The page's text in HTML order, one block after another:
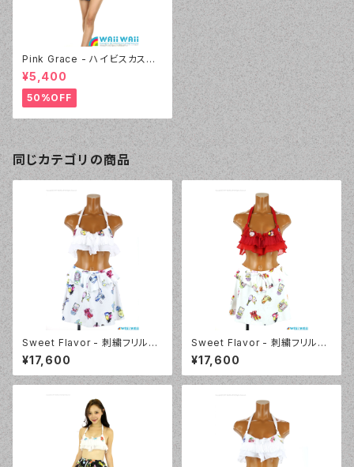
Pink Grace - ハイビスカスボ
ーダービキニ 3点セット（4807
- 75:ネイビーブルー）
¥5,400
50%OFF
同じカテゴリの商品
Sweet Flavor - 刺繍フリルプ
リントスカート付 3点セット（33
7020 - 80:ブルー）
¥17,600
Sweet Flavor - 刺繍フリルプ
リントスカート付 3点セット（33
7020 - 40:レッド）
¥17,600